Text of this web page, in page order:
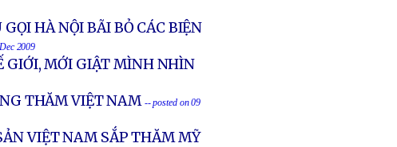
HÀ NỘI BÃI BỎ CÁC BIỆN
2009
GIỚI, MỚI GIẬT MÌNH NHÌN
THĂM VIỆT NAM -- posted on 09
VIỆT NAM SẮP THĂM MỸ